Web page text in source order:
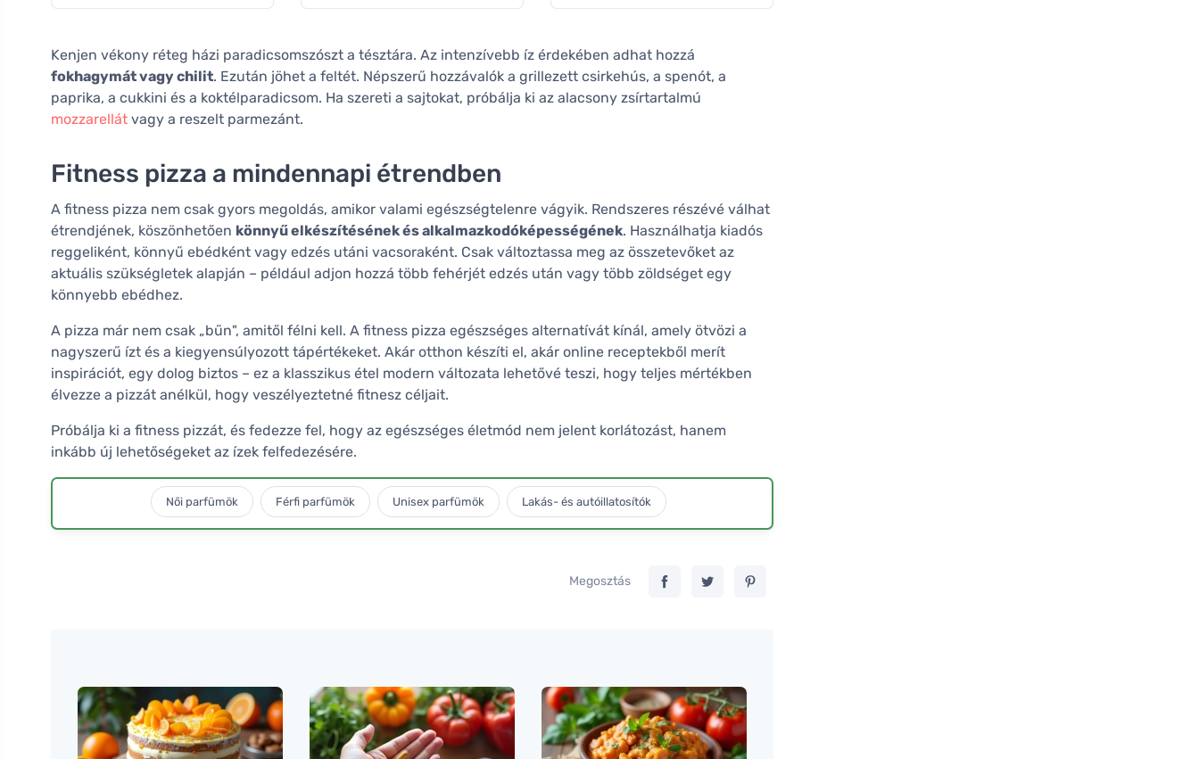
Kenjen vékony réteg házi paradicsomszószt a tésztára. Az intenzívebb íz érdekében adhat hozzá
fokhagymát vagy chilit. Ezután jöhet a feltét. Népszerű hozzávalók a grillezett csirkehús, a spenót, a
paprika, a cukkini és a koktélparadicsom. Ha szereti a sajtokat, próbálja ki az alacsony zsírtartalmú
mozzarellát vagy a reszelt parmezánt.
Fitness pizza a mindennapi étrendben
A fitness pizza nem csak gyors megoldás, amikor valami egészségtelenre vágyik. Rendszeres részévé válhat
étrendjének, köszönhetően könnyű elkészítésének és alkalmazkodóképességének. Használhatja kiadós
reggeliként, könnyű ebédként vagy edzés utáni vacsoraként. Csak változtassa meg az összetevőket az
aktuális szükségletek alapján – például adjon hozzá több fehérjét edzés után vagy több zöldséget egy
könnyebb ebédhez.
A pizza már nem csak „bűn", amitől félni kell. A fitness pizza egészséges alternatívát kínál, amely ötvözi a
nagyszerű ízt és a kiegyensúlyozott tápértékeket. Akár otthon készíti el, akár online receptekből merít
inspirációt, egy dolog biztos – ez a klasszikus étel modern változata lehetővé teszi, hogy teljes mértékben
élvezze a pizzát anélkül, hogy veszélyeztetné fitnesz céljait.
Próbálja ki a fitness pizzát, és fedezze fel, hogy az egészséges életmód nem jelent korlátozást, hanem
inkább új lehetőségeket az ízek felfedezésére.
Női parfümök Férfi parfümök Unisex parfümök Lakás- és autóillatosítók
Megosztás